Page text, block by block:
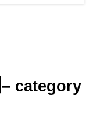
– category